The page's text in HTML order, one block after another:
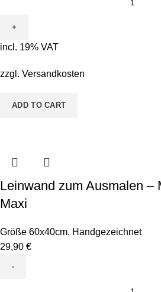
Ausmalen
-
Elchi
incl. 19% VAT
zzgl. Versandkosten
ADD TO CART
Leinwand zum Ausmalen –
Maxi
Größe 60x40cm, Handgezeichnet
29,90 €